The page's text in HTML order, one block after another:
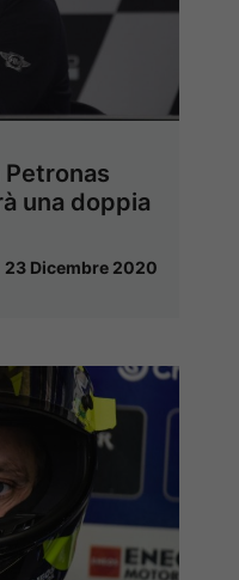
Petronas
una doppia
23 Dicembre 2020